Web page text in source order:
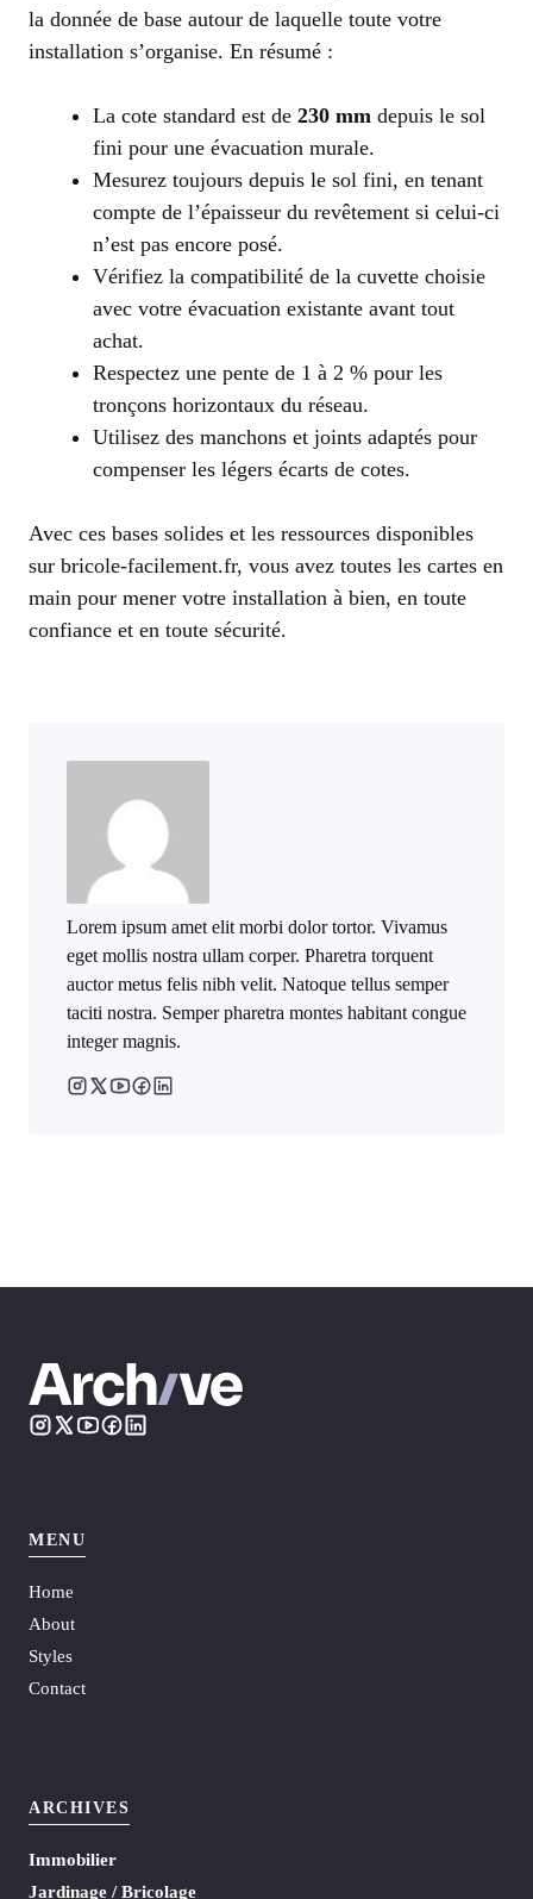
la donnée de base autour de laquelle toute votre
installation s’organise. En résumé :
La cote standard est de 230 mm depuis le sol
fini pour une évacuation murale.
Mesurez toujours depuis le sol fini, en tenant
compte de l’épaisseur du revêtement si celui-ci
n’est pas encore posé.
Vérifiez la compatibilité de la cuvette choisie
avec votre évacuation existante avant tout
achat.
Respectez une pente de 1 à 2 % pour les
tronçons horizontaux du réseau.
Utilisez des manchons et joints adaptés pour
compenser les légers écarts de cotes.
Avec ces bases solides et les ressources disponibles
sur bricole-facilement.fr, vous avez toutes les cartes en
main pour mener votre installation à bien, en toute
confiance et en toute sécurité.
Lorem ipsum amet elit morbi dolor tortor. Vivamus
eget mollis nostra ullam corper. Pharetra torquent
auctor metus felis nibh velit. Natoque tellus semper
taciti nostra. Semper pharetra montes habitant congue
integer magnis.
MENU
Home
About
Styles
Contact
ARCHIVES
Immobilier
Jardinage / Bricolage